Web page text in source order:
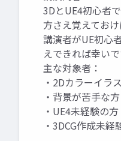
3DとUE4初心者
方さえ覚えてお
講演者がUE初心
えできれば幸いで
主な対象者：
・2Dカラーイラ
・背景が苦手な方
・UE4未経験の方
・3DCG作成未経